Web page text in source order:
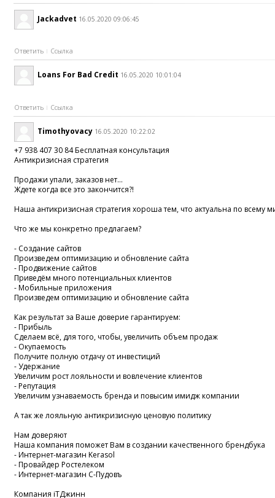
Jackadvet 16.05.2020 09:06:45
Ответить Ссылка
Loans For Bad Credit 16.05.2020 10:01:04
Ответить Ссылка
Timothyovacy 16.05.2020 10:22:02
+7 938 407 30 84 Бесплатная консультация
Антикризисная стратегия
Продажи упали, заказов нет...
Ждете когда все это закончится?!
Наша антикризисная стратегия хороша тем, что актуальна по
Что же мы конкретно предлагаем?
- Создание сайтов
Произведем оптимизацию и обновление сайта
- Продвижение сайтов
Приведём много потенциальных клиентов
- Мобильные приложения
Произведем оптимизацию и обновление сайта
Как результат за Ваше доверие гарантируем:
- Прибыль
Сделаем всё, для того, чтобы, увеличить объем продаж
- Окупаемость
Получите полную отдачу от инвестиций
- Удержание
Увеличим рост лояльности и вовлечение клиентов
- Репутация
Увеличим узнаваемость бренда и повысим имидж компании
А так же лояльную антикризисную ценовую политику
Нам доверяют
Наша компания поможет Вам в создании качественного брендбука
- Интернет-магазин Kerasol
- Провайдер Ростелеком
- Интернет-магазин С-Пудовъ
Компания iTДжинн